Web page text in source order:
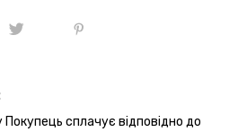
сплачує відповідно до